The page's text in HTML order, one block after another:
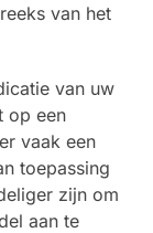
van het
van uw
op een
vaak een
toepassing
zijn om
aan te